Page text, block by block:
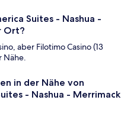
Suites - Nashua -
Ort?
aber Filotimo Casino (13
Nähe.
in der Nähe von
- Nashua - Merrimack